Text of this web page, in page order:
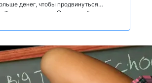
денег, чтобы продвинуться
на коленях Йоргелис быстро
когда она выплескивает масло и